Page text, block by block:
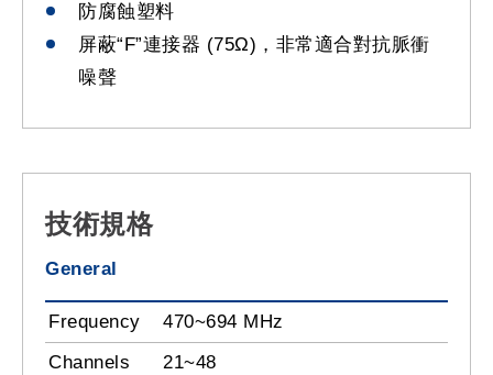
防腐蝕塑料
屏蔽“F”連接器 (75Ω)，非常適合對抗脈衝
噪聲
技術規格
General
Frequency
470~694 MHz
Channels
21~48